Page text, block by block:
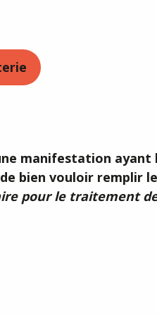
manifestation
bien vouloir remplir
pour le traitement